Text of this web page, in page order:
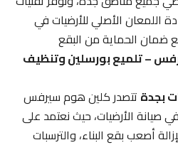
الأصلي للأرضيات في
الحماية من البقع
تلميع بورسلين وتنظيف
تتصدر كلين هوم سيرفس
الأرضيات، حيث نعتمد على
أصعب بقع البناء، والترسبات